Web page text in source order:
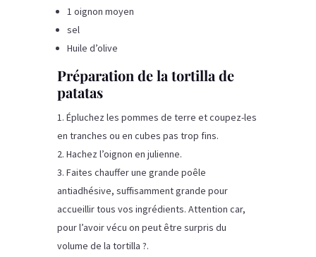
1 oignon moyen
sel
Huile d’olive
Préparation de la tortilla de
patatas
Épluchez les pommes de terre et coupez-les
en tranches ou en cubes pas trop fins.
Hachez l’oignon en julienne.
Faites chauffer une grande poêle
antiadhésive, suffisamment grande pour
accueillir tous vos ingrédients. Attention car,
pour l’avoir vécu on peut être surpris du
volume de la tortilla ?.